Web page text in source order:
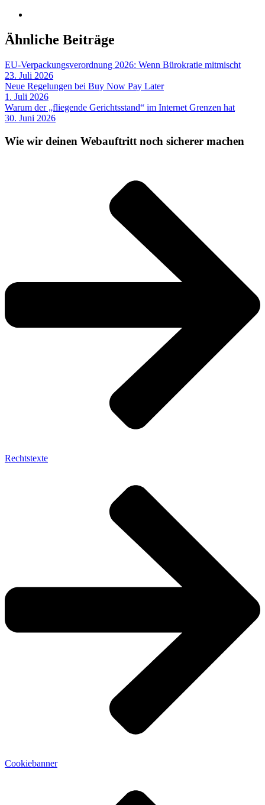
Ähnliche Beiträge
EU-Verpackungsverordnung 2026: Wenn Bürokratie mitmischt
23. Juli 2026
Neue Regelungen bei Buy Now Pay Later
1. Juli 2026
Warum der „fliegende Gerichtsstand“ im Internet Grenzen hat
30. Juni 2026
Wie wir deinen Webauftritt noch sicherer machen
Rechtstexte
Cookiebanner